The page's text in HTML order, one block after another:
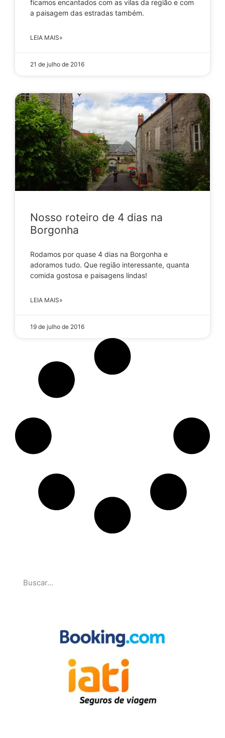
ficamos encantados com as vilas da região e com
a paisagem das estradas também.
LEIA MAIS»
21 de julho de 2016
Nosso roteiro de 4 dias na
Borgonha
Rodamos por quase 4 dias na Borgonha e
adoramos tudo. Que região interessante, quanta
comida gostosa e paisagens lindas!
LEIA MAIS»
19 de julho de 2016